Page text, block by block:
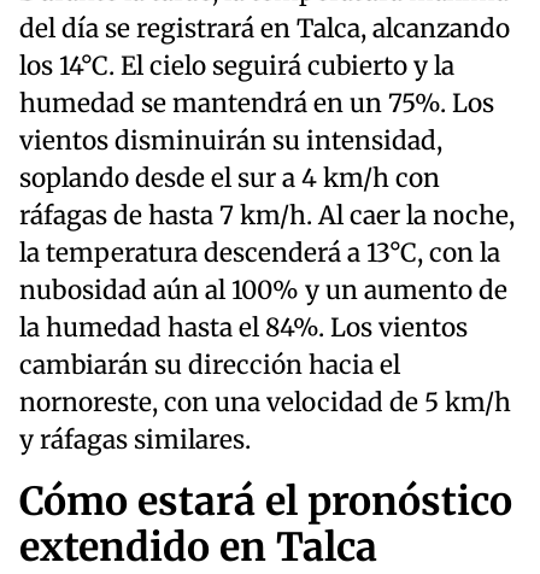
del día se registrará en Talca, alcanzando
los 14°C. El cielo seguirá cubierto y la
humedad se mantendrá en un 75%. Los
vientos disminuirán su intensidad,
soplando desde el sur a 4 km/h con
ráfagas de hasta 7 km/h. Al caer la noche,
la temperatura descenderá a 13°C, con la
nubosidad aún al 100% y un aumento de
la humedad hasta el 84%. Los vientos
cambiarán su dirección hacia el
nornoreste, con una velocidad de 5 km/h
y ráfagas similares.
Cómo estará el pronóstico
extendido en Talca